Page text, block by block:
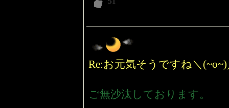
Re:お元気そうですね＼
ご無沙汰しております。